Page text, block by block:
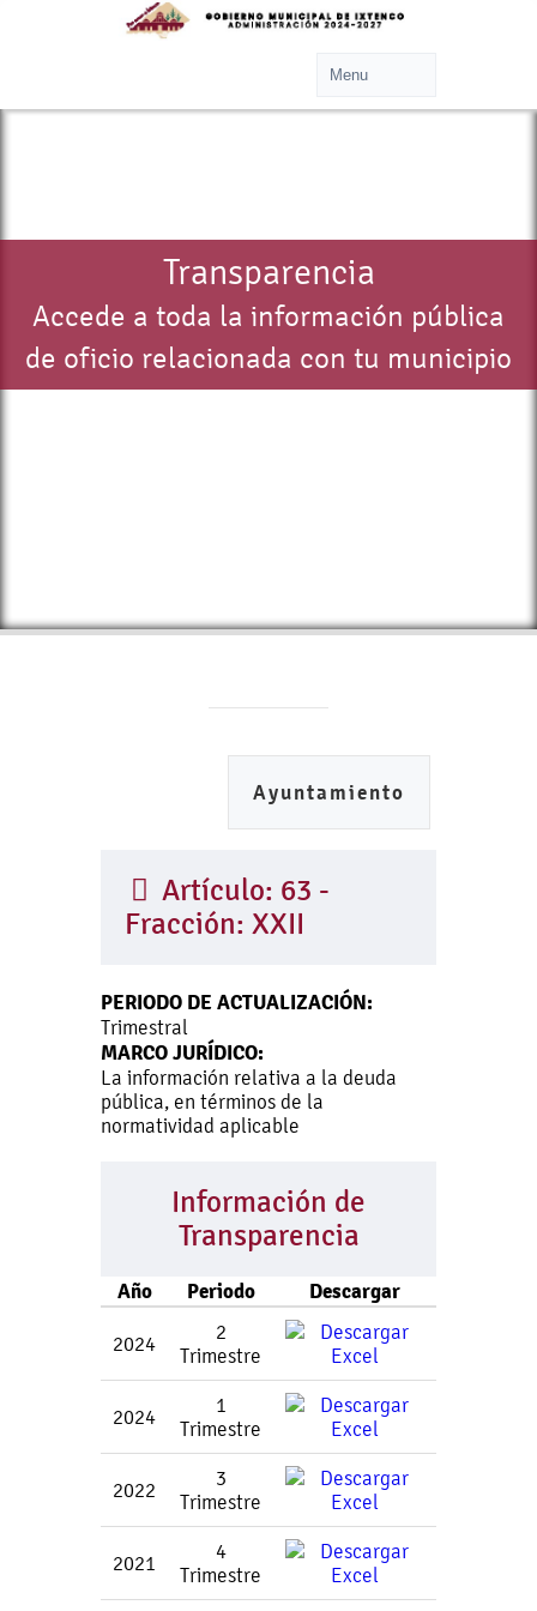
Transparencia
Accede a toda la información pública
de oficio relacionada con tu municipio
Ayuntamiento
Artículo: 63 -
Fracción: XXII
PERIODO DE ACTUALIZACIÓN:
Trimestral
MARCO JURÍDICO:
La información relativa a la deuda
pública, en términos de la
normatividad aplicable
Información de
Transparencia
Año Periodo Descargar
2024
2
Trimestre
2024
1
Trimestre
2022
3
Trimestre
2021
4
Trimestre